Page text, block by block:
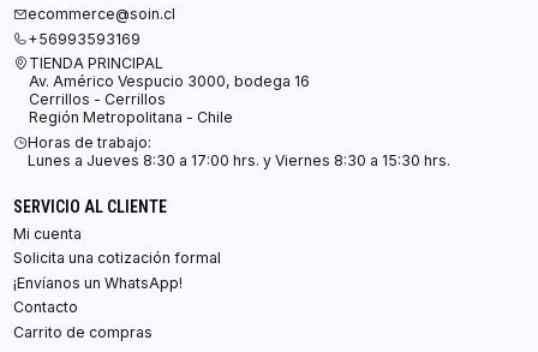
ecommerce@soin.cl
+56993593169
TIENDA PRINCIPAL
Av. Américo Vespucio 3000, bodega 16
Cerrillos - Cerrillos
Región Metropolitana - Chile
Horas de trabajo:
Lunes a Jueves 8:30 a 17:00 hrs. y Viernes 8:30 a 15:30 hrs.
SERVICIO AL CLIENTE
Mi cuenta
Solicita una cotización formal
¡Envíanos un WhatsApp!
Contacto
Carrito de compras